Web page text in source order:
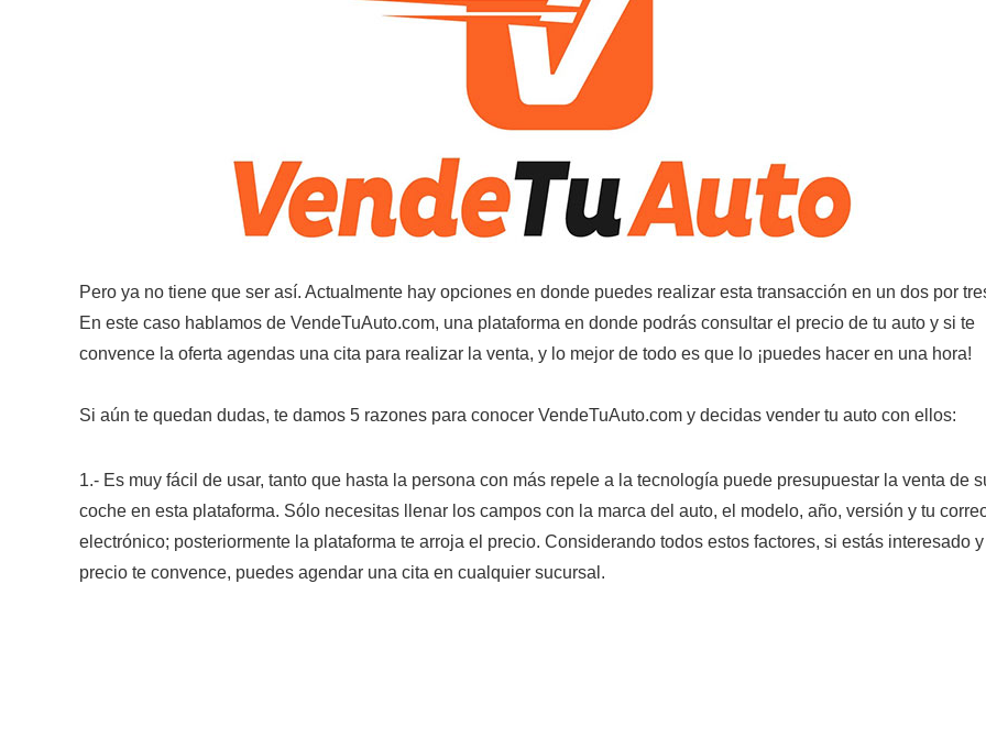
Pero ya no tiene que ser así. Actualmente hay opciones en donde puedes realizar esta transacción en un dos por
En este caso hablamos de VendeTuAuto.com, una plataforma en donde podrás consultar el precio de tu auto y si te
convence la oferta agendas una cita para realizar la venta, y lo mejor de todo es que lo ¡puedes hacer en una hora!
Si aún te quedan dudas, te damos 5 razones para conocer VendeTuAuto.com y decidas vender tu auto con ellos:
1.- Es muy fácil de usar, tanto que hasta la persona con más repele a la tecnología puede presupuestar la venta de
coche en esta plataforma. Sólo necesitas llenar los campos con la marca del auto, el modelo, año, versión y tu
electrónico; posteriormente la plataforma te arroja el precio. Considerando todos estos factores, si estás interesado y
precio te convence, puedes agendar una cita en cualquier sucursal.